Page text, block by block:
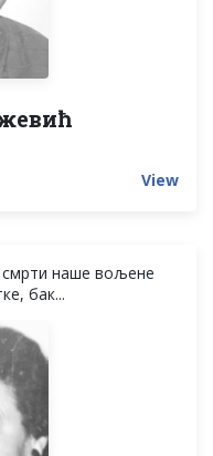
View
наше вољене
бак...